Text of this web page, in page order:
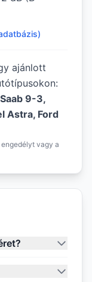
ajánlott
9-3,
Astra, Ford
vagy a